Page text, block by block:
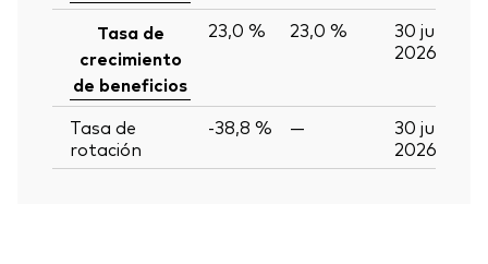
Tasa de
crecimiento
de beneficios
23,0 % 23,0 %
30 jun
2026
Tasa de
rotación
-38,8 % —
30 jun
2026